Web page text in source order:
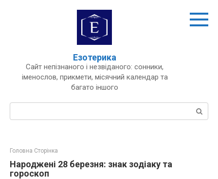
Езотерика
Сайт непізнаного і незвіданого: сонники,
іменослов, прикмети, місячний календар та
багато іншого
Пошук:
Головна Сторінка
Народжені 28 березня: знак зодіаку та
гороскоп